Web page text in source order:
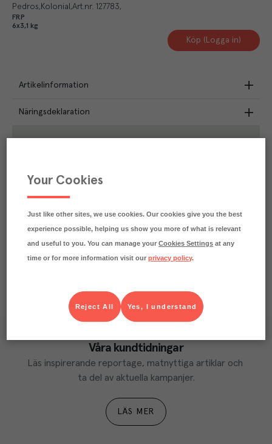
Pedros Kolonial Art.nr. 127783
FRP
6x3,1 kg
Köp (Logga in)
Artikelinformation
Näringsdeklaration
utsläppen av 5.7 kg koldioxid.
Våra kundtidningar
Läs inspirerande reportage, matnyttiga artiklar och
ta del av aktuella kampanjer.
LÄS MER
Your Cookies
Just like other sites, we use cookies. Our cookies give you the best
experience possible, helping us show you more of what is relevant
and useful to you. You can manage yourCookies Settings at any
time or for more information visit ourprivacy policy.
Yes, I understand
Reject All